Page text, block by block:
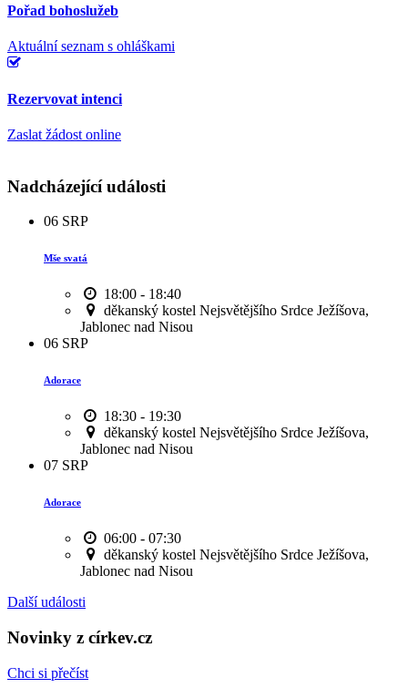
Pořad bohoslužeb
Aktuální seznam s ohláškami
Rezervovat intenci
Zaslat žádost online
Nadcházející události
06 SRP
Mše svatá
18:00 - 18:40
děkanský kostel Nejsvětějšího Srdce Ježíšova,
Jablonec nad Nisou
06 SRP
Adorace
18:30 - 19:30
děkanský kostel Nejsvětějšího Srdce Ježíšova,
Jablonec nad Nisou
07 SRP
Adorace
06:00 - 07:30
děkanský kostel Nejsvětějšího Srdce Ježíšova,
Jablonec nad Nisou
Další události
Novinky z církev.cz
Chci si přečíst